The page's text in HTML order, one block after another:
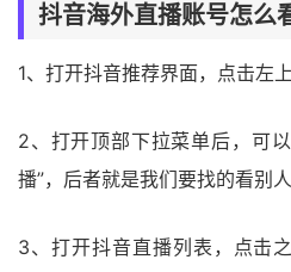
抖音海外直播账号怎么
1、打开抖音推荐界面，点击左上
2、打开顶部下拉菜单后，可
播”，后者就是我们要找的看别
3、打开抖音直播列表，点击